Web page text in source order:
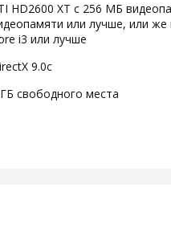
HD2600 XT с 256 МБ
или лучше, или же
i3 или лучше
9.0c
свободного места